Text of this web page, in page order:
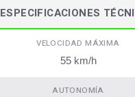
ESPECIFICACIONES
VELOCIDAD MÁXIMA
55 km/h
AUTONOMÍA